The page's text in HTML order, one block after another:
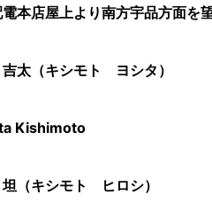
本店屋上より南方宇品方面を
太（キシモト ヨシタ）
Kishimoto
（キシモト ヒロシ）